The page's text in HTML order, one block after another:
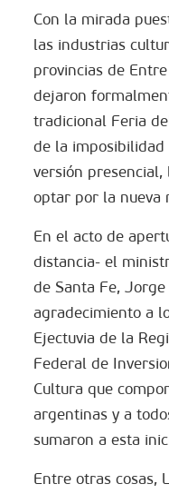
Con la mirada
las industrias
provincias de
dejaron
tradicional Feria
de la imposibilidad
versión presencial,
optar por la nueva
En el acto de
distancia- el
de Santa Fe,
agradecimiento a
Ejectuvia de la
Federal de
Cultura que
argentinas y a
sumaron a esta
Entre otras cosas,